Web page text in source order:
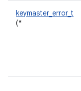
keymaster_error_t
(*